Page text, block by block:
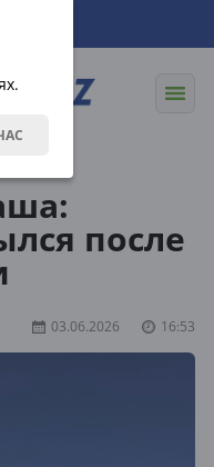
после
03.06.2026 16:53